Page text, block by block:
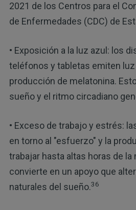
2021 de los Centros para el
de Enfermedades (CDC) de
• Exposición a la luz azul: los
teléfonos y tabletas emiten luz
producción de melatonina.
sueño y el ritmo circadiano
• Exceso de trabajo y estrés:
en torno al "esfuerzo" y la
trabajar hasta altas horas de la
convierte en un apoyo que
naturales del sueño.36